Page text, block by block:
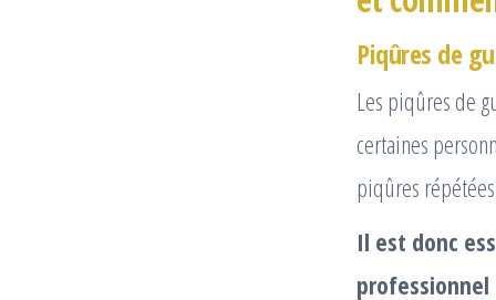
Piqûres de
Les piqûres de
certaines
piqûres
Il est donc